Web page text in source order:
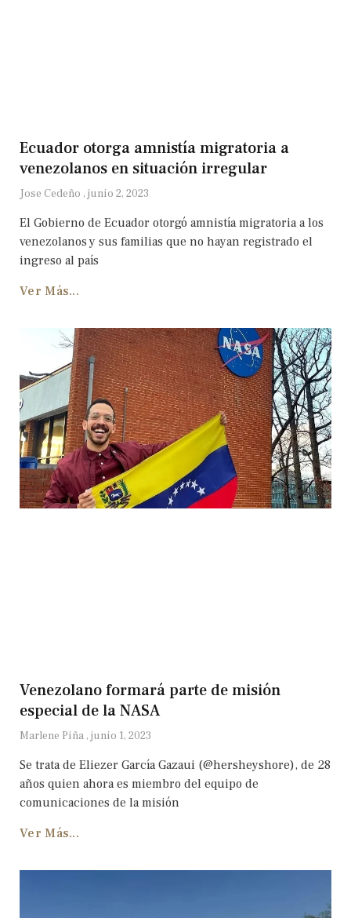
Ecuador otorga amnistía migratoria a
venezolanos en situación irregular
Jose Cedeño junio 2, 2023
El Gobierno de Ecuador otorgó amnistía migratoria a los
venezolanos y sus familias que no hayan registrado el
ingreso al país
Ver Más...
Venezolano formará parte de misión
especial de la NASA
Marlene Piña junio 1, 2023
Se trata de Eliezer García Gazaui (@hersheyshore), de 28
años quien ahora es miembro del equipo de
comunicaciones de la misión
Ver Más...